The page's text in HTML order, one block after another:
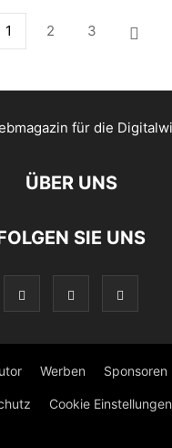
1 2 3
ÜBER UNS
SIE UNS
Werben Sponsoren
Cookie Einstellungen